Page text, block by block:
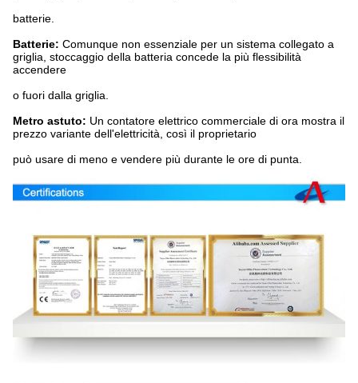
batterie.
Batterie: Comunque non essenziale per un sistema collegato a
griglia, stoccaggio della batteria concede la più flessibilità
accendere
o fuori dalla griglia.
Metro astuto: Un contatore elettrico commerciale di ora mostra il
prezzo variante dell'elettricità, così il proprietario
può usare di meno e vendere più durante le ore di punta.